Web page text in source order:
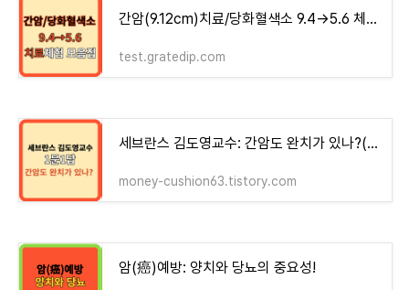
간암(9.12cm)치료/당화혈색소 9.4→5.6 체험기 모음집 - money-health
test.gratedip.com
세브란스 김도영교수: 간암도 완치가 있나?(1문 1답)
money-cushion63.tistory.com
암(癌)예방: 양치와 당뇨의 중요성!